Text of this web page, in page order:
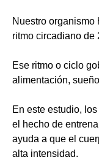
Nuestro organismo
ritmo circadiano de
Ese ritmo o ciclo
alimentación,
En este estudio,
el hecho de
ayuda a que el
alta intensidad.